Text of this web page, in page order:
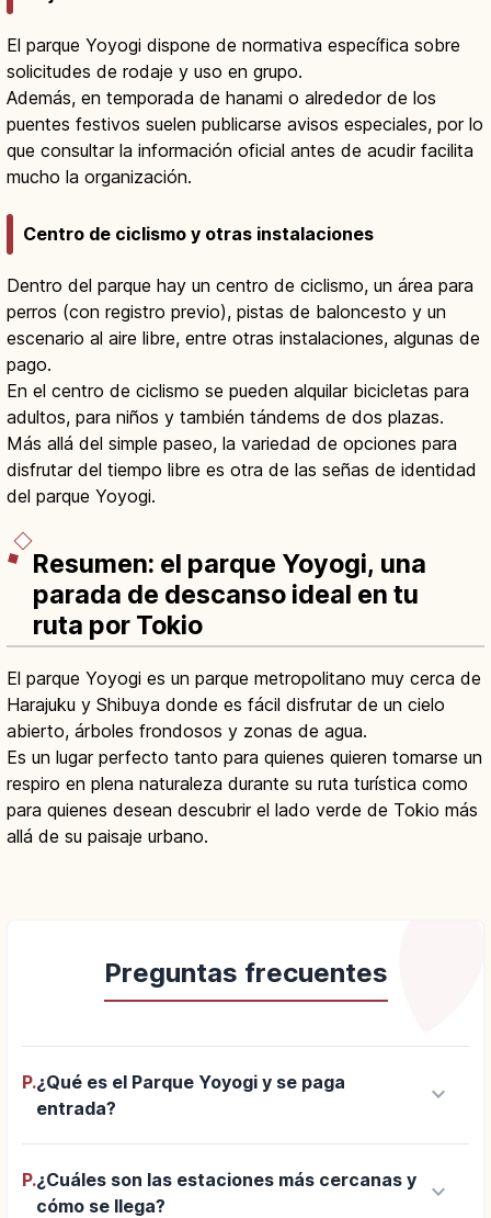
El parque Yoyogi dispone de normativa específica sobre
solicitudes de rodaje y uso en grupo.
Además, en temporada de hanami o alrededor de los
puentes festivos suelen publicarse avisos especiales, por lo
que consultar la información oficial antes de acudir facilita
mucho la organización.
Centro de ciclismo y otras instalaciones
Dentro del parque hay un centro de ciclismo, un área para
perros (con registro previo), pistas de baloncesto y un
escenario al aire libre, entre otras instalaciones, algunas de
pago.
En el centro de ciclismo se pueden alquilar bicicletas para
adultos, para niños y también tándems de dos plazas.
Más allá del simple paseo, la variedad de opciones para
disfrutar del tiempo libre es otra de las señas de identidad
del parque Yoyogi.
Resumen: el parque Yoyogi, una
parada de descanso ideal en tu
ruta por Tokio
El parque Yoyogi es un parque metropolitano muy cerca de
Harajuku y Shibuya donde es fácil disfrutar de un cielo
abierto, árboles frondosos y zonas de agua.
Es un lugar perfecto tanto para quienes quieren tomarse un
respiro en plena naturaleza durante su ruta turística como
para quienes desean descubrir el lado verde de Tokio más
allá de su paisaje urbano.
Preguntas frecuentes
P.¿Qué es el Parque Yoyogi y se paga
entrada?
keyboard_arrow_down
P.¿Cuáles son las estaciones más cercanas y
cómo se llega?
keyboard_arrow_down